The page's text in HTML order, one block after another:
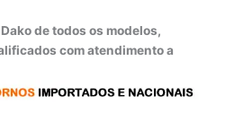
de todos os modelos,
com atendimento a